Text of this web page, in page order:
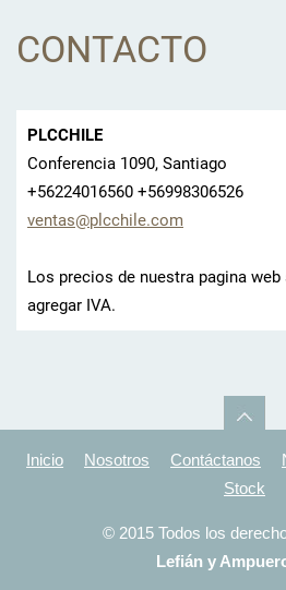
CONTACTO
PLCCHILE
Conferencia 1090, Santiago
+56224016560 +56998306526
ventas@plcchile.com
Los precios de nuestra pagina
agregar IVA.
Inicio Nosotros Contáctanos
Stock
© 2015 Todos los
Lefián y